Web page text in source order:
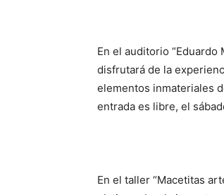
En el auditorio “Eduardo
disfrutará de la
elementos inmateriales
entrada es libre, el
En el taller “Macetitas